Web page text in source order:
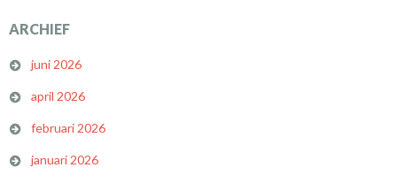
ARCHIEF
juni 2026
april 2026
februari 2026
januari 2026